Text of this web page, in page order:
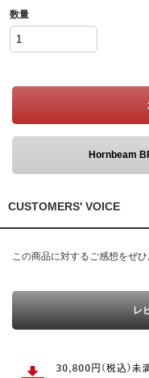
数量
Hornbeam
CUSTOMERS' VOICE
この商品に対するご感想をぜひ
レ